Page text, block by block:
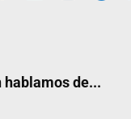
hablamos de...